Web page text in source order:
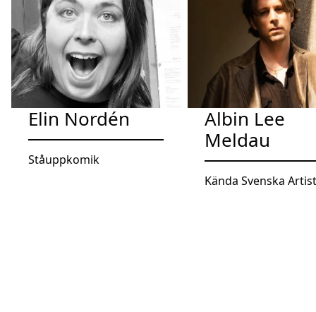
Elin Nordén
Ståuppkomik
Albin Lee
Meldau
Kända Svenska